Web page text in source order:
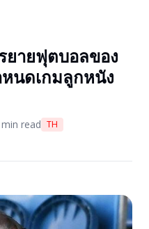
ยายฟุตบอลของ
นดเกมลูกหนัง
min read TH